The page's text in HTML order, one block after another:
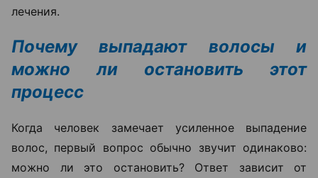
лечения.
Почему выпадают волосы и
можно ли остановить этот
процесс
Когда человек замечает усиленное выпадение
волос, первый вопрос обычно звучит одинаково:
можно ли это остановить? Ответ зависит от